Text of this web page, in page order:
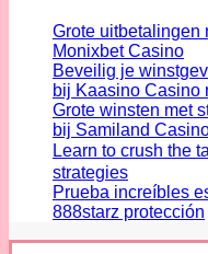
Grote uitbetalingen
Monixbet Casino
Beveilig je
bij Kaasino Casino
Grote winsten met
bij Samiland
Learn to crush the
strategies
Prueba increíbles
888starz protección